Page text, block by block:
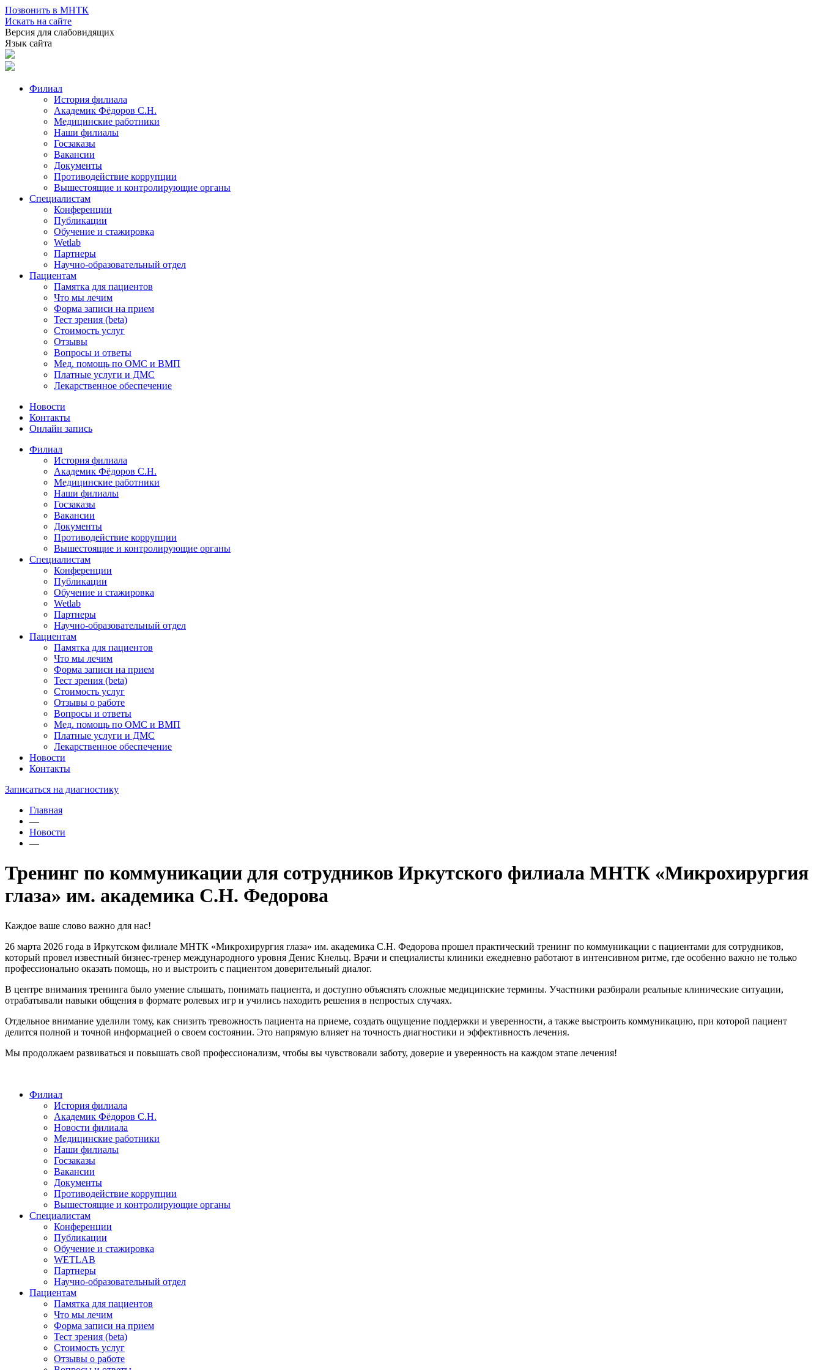
Позвонить в МНТК
Искать на сайте
Версия для слабовидящих
Язык сайта
Филиал
История филиала
Академик Фёдоров С.Н.
Медицинские работники
Наши филиалы
Госзаказы
Вакансии
Документы
Противодействие коррупции
Вышестоящие и контролирующие органы
Специалистам
Конференции
Публикации
Обучение и стажировка
Wetlab
Партнеры
Научно-образовательный отдел
Пациентам
Памятка для пациентов
Что мы лечим
Форма записи на прием
Тест зрения (beta)
Стоимость услуг
Отзывы
Вопросы и ответы
Мед. помощь по ОМС и ВМП
Платные услуги и ДМС
Лекарственное обеспечение
Новости
Контакты
Онлайн запись
Филиал
История филиала
Академик Фёдоров С.Н.
Медицинские работники
Наши филиалы
Госзаказы
Вакансии
Документы
Противодействие коррупции
Вышестоящие и контролирующие органы
Специалистам
Конференции
Публикации
Обучение и стажировка
Wetlab
Партнеры
Научно-образовательный отдел
Пациентам
Памятка для пациентов
Что мы лечим
Форма записи на прием
Тест зрения (beta)
Стоимость услуг
Отзывы о работе
Вопросы и ответы
Мед. помощь по ОМС и ВМП
Платные услуги и ДМС
Лекарственное обеспечение
Новости
Контакты
Записаться на диагностику
Главная
—
Новости
—
Тренинг по коммуникации для сотрудников Иркутского филиала МНТК «Микрохирургия
глаза» им. академика С.Н. Федорова
Каждое ваше слово важно для нас!
26 марта 2026 года в Иркутском филиале МНТК «Микрохирургия глаза» им. академика С.Н. Федорова прошел практический тренинг по коммуникации с пациентами для сотрудников,
который провел известный бизнес-тренер международного уровня Денис Кнельц. Врачи и специалисты клиники ежедневно работают в интенсивном ритме, где особенно важно не только
профессионально оказать помощь, но и выстроить с пациентом доверительный диалог.
В центре внимания тренинга было умение слышать, понимать пациента, и доступно объяснять сложные медицинские термины. Участники разбирали реальные клинические ситуации,
отрабатывали навыки общения в формате ролевых игр и учились находить решения в непростых случаях.
Отдельное внимание уделили тому, как снизить тревожность пациента на приеме, создать ощущение поддержки и уверенности, а также выстроить коммуникацию, при которой пациент
делится полной и точной информацией о своем состоянии. Это напрямую влияет на точность диагностики и эффективность лечения.
Мы продолжаем развиваться и повышать свой профессионализм, чтобы вы чувствовали заботу, доверие и уверенность на каждом этапе лечения!
Филиал
История филиала
Академик Фёдоров С.Н.
Новости филиала
Медицинские работники
Наши филиалы
Госзаказы
Вакансии
Документы
Противодействие коррупции
Вышестоящие и контролирующие органы
Специалистам
Конференции
Публикации
Обучение и стажировка
WETLAB
Партнеры
Научно-образовательный отдел
Пациентам
Памятка для пациентов
Что мы лечим
Форма записи на прием
Тест зрения (beta)
Стоимость услуг
Отзывы о работе